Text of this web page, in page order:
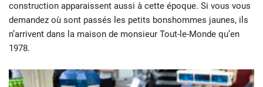
construction apparaissent aussi à cette époque. Si vous vous
demandez où sont passés les petits bonshommes jaunes, ils
n’arrivent dans la maison de monsieur Tout-le-Monde qu’en
1978.